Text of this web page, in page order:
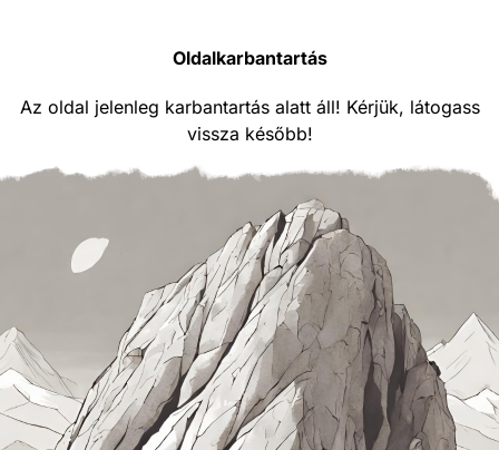
Oldalkarbantartás
Az oldal jelenleg karbantartás alatt áll! Kérjük, látogass
vissza később!